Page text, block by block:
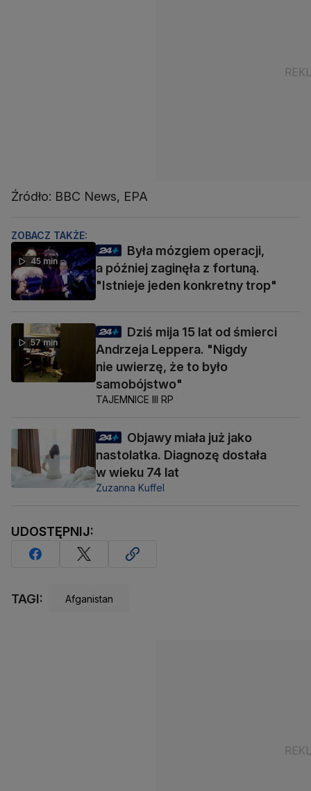
Źródło: BBC News, EPA
ZOBACZ TAKŻE:
45 min
Była mózgiem operacji,
a później zaginęła z fortuną.
"Istnieje jeden konkretny trop"
57 min
Dziś mija 15 lat od śmierci
Andrzeja Leppera. "Nigdy
nie uwierzę, że to było
samobójstwo"
TAJEMNICE III RP
Objawy miała już jako
nastolatka. Diagnozę dostała
w wieku 74 lat
Zuzanna Kuffel
UDOSTĘPNIJ:
TAGI: Afganistan